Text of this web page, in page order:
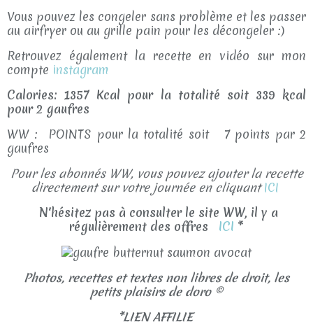
Vous pouvez les congeler sans problème et les passer
au airfryer ou au grille pain pour les décongeler :)
Retrouvez également la recette en vidéo sur mon
compte instagram
Calories: 1357 Kcal pour la totalité soit 339 kcal
pour 2 gaufres
WW : POINTS pour la totalité soit 7 points par 2
gaufres
Pour les abonnés WW, vous pouvez ajouter la recette
directement sur votre journée en cliquantICI
N'hésitez pas à consulter le site WW, il y a
régulièrement des offres
ICI *
Photos, recettes et textes non libres de droit, les
petits plaisirs de doro ©
*LIEN AFFILIE